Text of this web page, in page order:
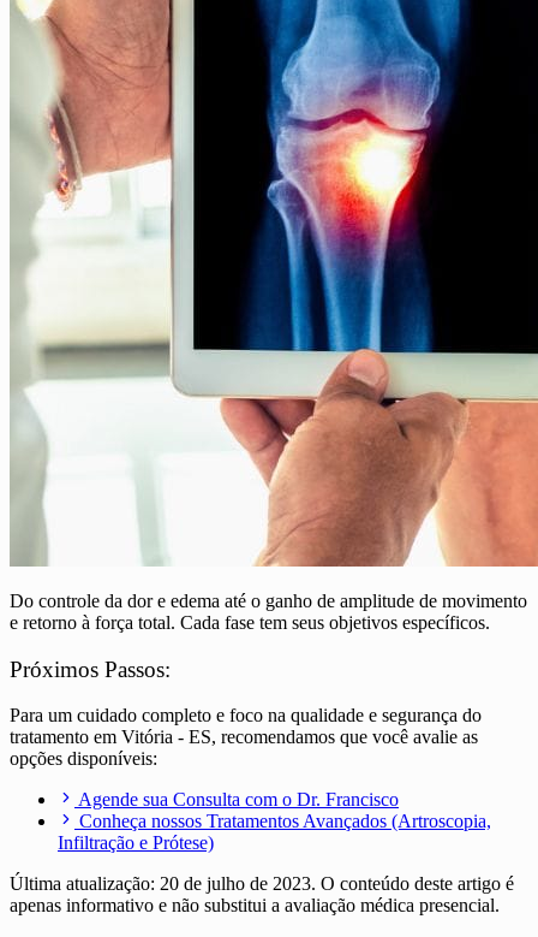
Do controle da dor e edema até o ganho de amplitude de movimento
e retorno à força total. Cada fase tem seus objetivos específicos.
Próximos Passos:
Para um cuidado completo e foco na qualidade e segurança do
tratamento em Vitória - ES, recomendamos que você avalie as
opções disponíveis:
Agende sua Consulta com o Dr. Francisco
Conheça nossos Tratamentos Avançados (Artroscopia,
Infiltração e Prótese)
Última atualização: 20 de julho de 2023. O conteúdo deste artigo é
apenas informativo e não substitui a avaliação médica presencial.